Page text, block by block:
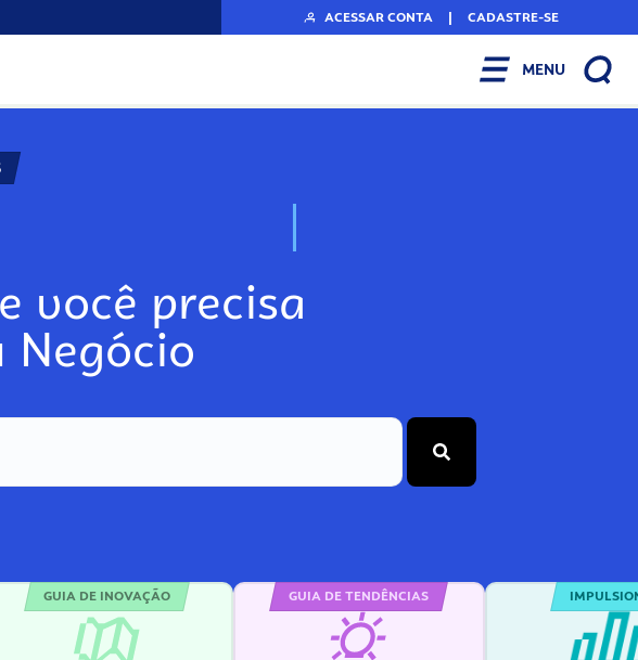
ACESSAR CONTA | CADASTRE-SE
MENU
N
você precisa
Negócio
GUIA DE INOVAÇÃO GUIA DE TENDÊNCIAS